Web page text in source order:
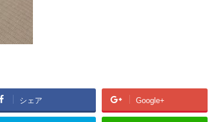
シェア Google+